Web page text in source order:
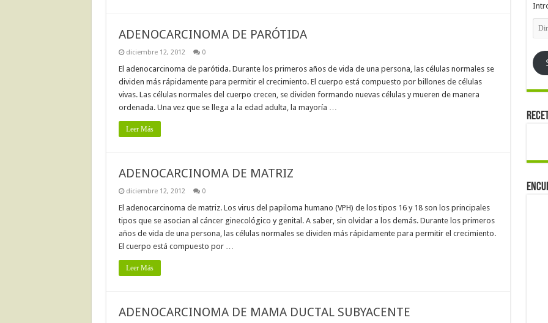
ADENOCARCINOMA DE PARÓTIDA
diciembre 12, 2012 0
El adenocarcinoma de parótida. Durante los primeros años de vida de una persona, las células normales se
dividen más rápidamente para permitir el crecimiento. El cuerpo está compuesto por billones de células
vivas. Las células normales del cuerpo crecen, se dividen formando nuevas células y mueren de manera
ordenada. Una vez que se llega a la edad adulta, la mayoría …
Leer Más
ADENOCARCINOMA DE MATRIZ
diciembre 12, 2012 0
El adenocarcinoma de matriz. Los virus del papiloma humano (VPH) de los tipos 16 y 18 son los principales
tipos que se asocian al cáncer ginecológico y genital. A saber, sin olvidar a los demás. Durante los primeros
años de vida de una persona, las células normales se dividen más rápidamente para permitir el crecimiento.
El cuerpo está compuesto por …
Leer Más
ADENOCARCINOMA DE MAMA DUCTAL SUBYACENTE
de